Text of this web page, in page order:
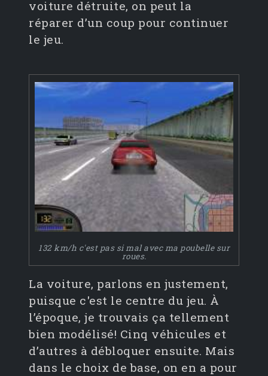
voiture détruite, on peut la
réparer d’un coup pour continuer
le jeu.
132 km/h c'est pas si mal avec ma poubelle sur
roues.
La voiture, parlons en justement,
puisque c'est le centre du jeu. À
l’époque, je trouvais ça tellement
bien modélisé! Cinq véhicules et
d’autres à débloquer ensuite. Mais
dans le choix de base, on en a pour